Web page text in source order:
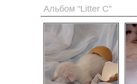
Альбом "Litter C"